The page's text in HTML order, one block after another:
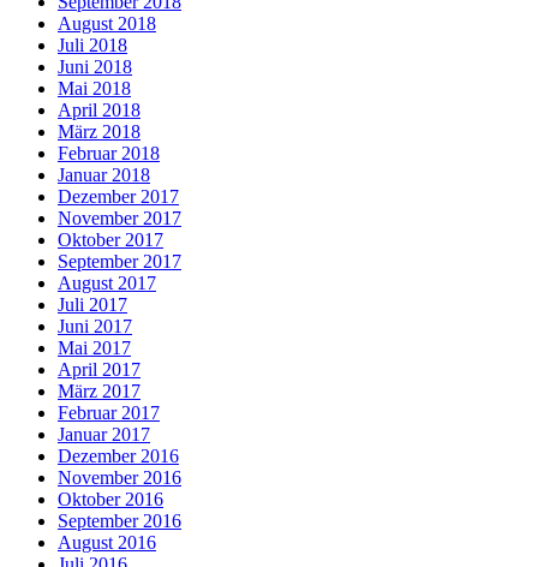
August 2018
Juli 2018
Juni 2018
Mai 2018
April 2018
März 2018
Februar 2018
Januar 2018
Dezember 2017
November 2017
Oktober 2017
September 2017
August 2017
Juli 2017
Juni 2017
Mai 2017
April 2017
März 2017
Februar 2017
Januar 2017
Dezember 2016
November 2016
Oktober 2016
September 2016
August 2016